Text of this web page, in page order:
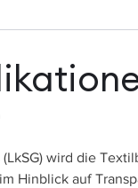
wird die
Hinblick auf